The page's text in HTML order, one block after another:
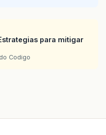
para mitigar
Codigo